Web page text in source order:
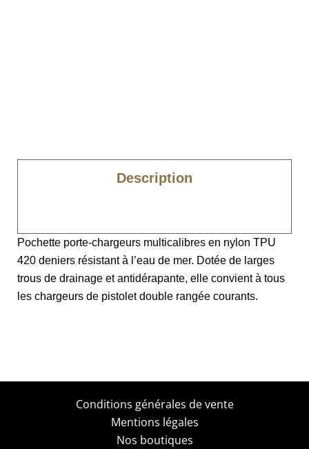
Description
Pochette porte-chargeurs multicalibres en nylon TPU
420 deniers résistant à l’eau de mer. Dotée de larges
trous de drainage et antidérapante, elle convient à tous
les chargeurs de pistolet double rangée courants.
Conditions générales de vente
Mentions légales
Nos boutiques